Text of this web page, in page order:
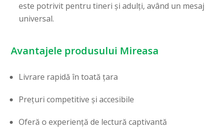
este potrivit pentru tineri și adulți, având un mesaj
universal.
Avantajele produsului Mireasa
Livrare rapidă în toată țara
Prețuri competitive și accesibile
Oferă o experiență de lectură captivantă